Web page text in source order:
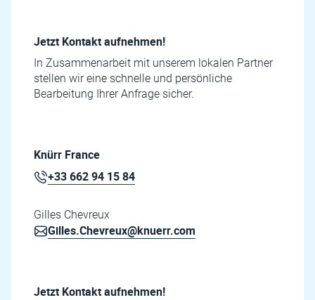
Jetzt Kontakt aufnehmen!
In Zusammenarbeit mit unserem lokalen Partner
stellen wir eine schnelle und persönliche
Bearbeitung Ihrer Anfrage sicher.
Knürr France
+33 662 94 15 84
Gilles Chevreux
Gilles.Chevreux@knuerr.com
Jetzt Kontakt aufnehmen!